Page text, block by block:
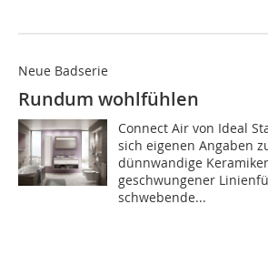
Neue Badserie
Rundum wohlfühlen
Connect Air von Ideal
sich eigenen Angaben
dünnwandige
geschwungener
schwebende...